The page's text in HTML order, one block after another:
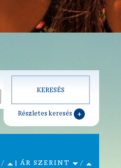
Részletes keresés
/ | ÁR SZERINT /